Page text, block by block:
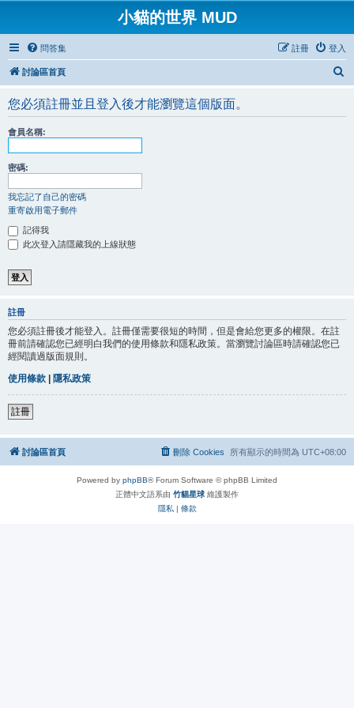
小貓的世界 MUD
問答集 登入
註冊
討論區首頁
您必須註冊並且登入後才能瀏覽這個版面。
會員名稱:
密碼:
我忘記了自己的密碼
重寄啟用電子郵件
記得我
此次登入請隱藏我的上線狀態
註冊
您必須註冊後才能登入。註冊僅需要很短的時間，但是會給您更多的權限。在註
冊前請確認您已經明白我們的使用條款和隱私政策。當瀏覽討論區時請確認您已
經閱讀過版面規則。
使用條款 | 隱私政策
註冊
討論區首頁 所有顯示的時間為 UTC+08:00
刪除 Cookies
Powered by phpBB® Forum Software © phpBB Limited
正體中文語系由 竹貓星球 維護製作
隱私 | 條款